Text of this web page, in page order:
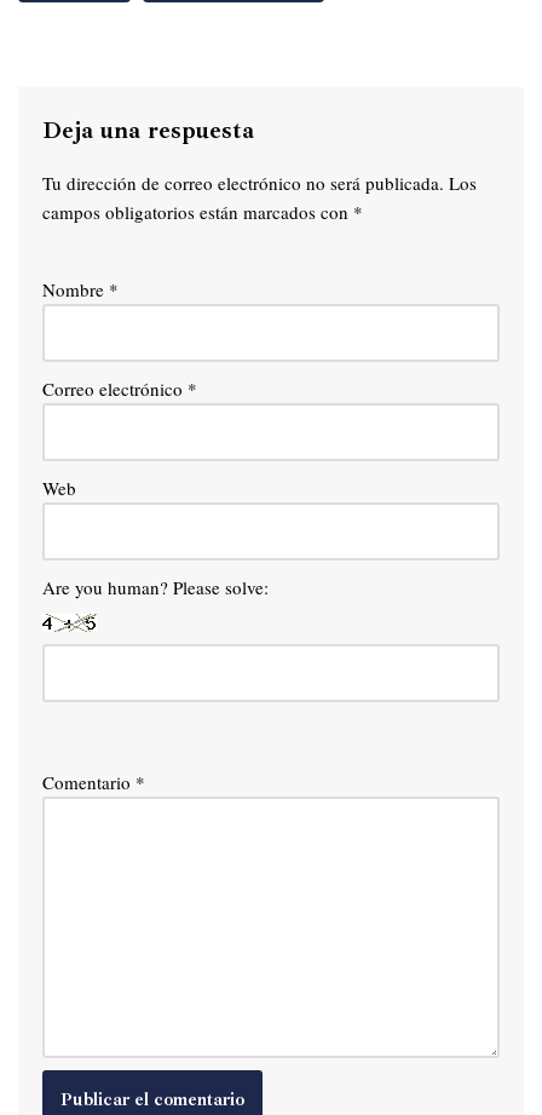
Deja una respuesta
Tu dirección de correo electrónico no será publicada. Los
campos obligatorios están marcados con *
Nombre *
Correo electrónico *
Web
Are you human? Please solve:
Comentario *